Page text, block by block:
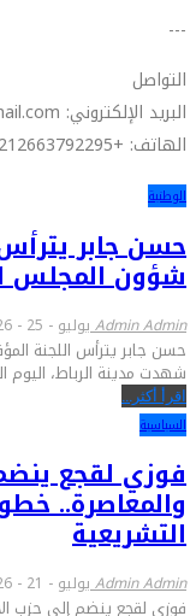
---
التواصل
البريد الإلكتروني: radipresse65@gmail.com
الهاتف: +212663792295
الوطنية
حسن جابر
شؤون المجلس
Admin Admin يوليو - 25 - 2026
حسن جابر يترأس اللجنة
شهدت مدينة الرباط،
اقرأ أكثر...
السياسية
فوزي لقجع
والمعاصرة..
التشريعية
Admin Admin يوليو - 21 - 2026
فوزي لقجع ينضم إلى حزب